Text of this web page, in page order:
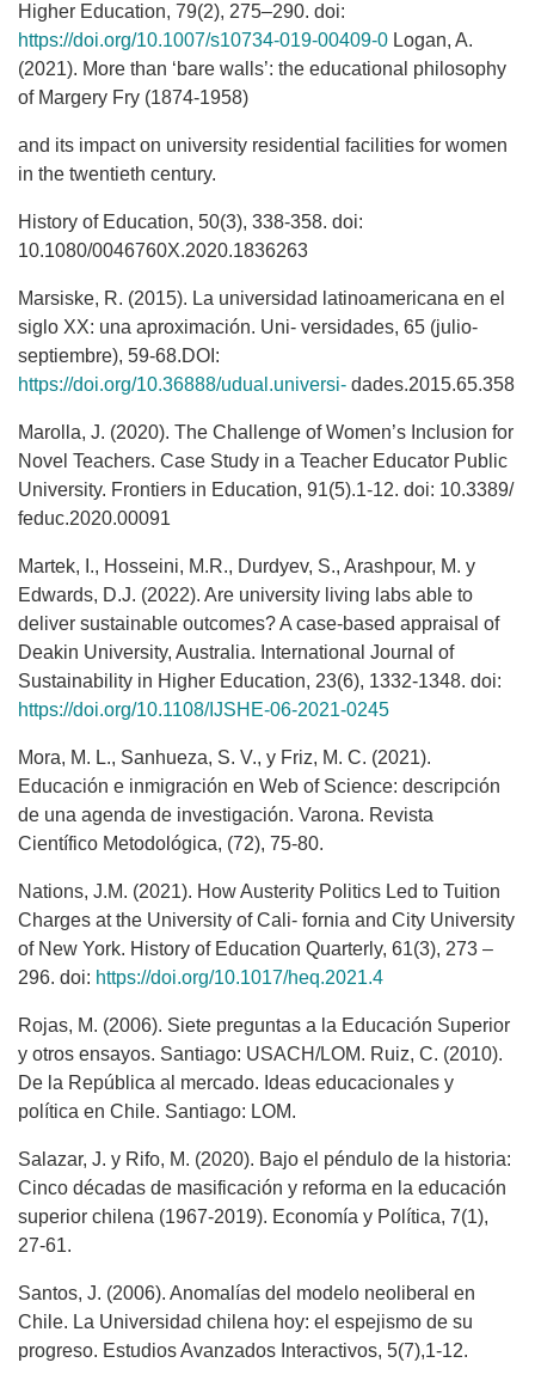
Higher Education, 79(2), 275–290. doi:
https://doi.org/10.1007/s10734-019-00409-0 Logan, A.
(2021). More than ‘bare walls’: the educational philosophy
of Margery Fry (1874-1958)
and its impact on university residential facilities for women
in the twentieth century.
History of Education, 50(3), 338-358. doi:
10.1080/0046760X.2020.1836263
Marsiske, R. (2015). La universidad latinoamericana en el
siglo XX: una aproximación. Uni- versidades, 65 (julio-
septiembre), 59-68.DOI:
https://doi.org/10.36888/udual.universi- dades.2015.65.358
Marolla, J. (2020). The Challenge of Women’s Inclusion for
Novel Teachers. Case Study in a Teacher Educator Public
University. Frontiers in Education, 91(5).1-12. doi: 10.3389/
feduc.2020.00091
Martek, I., Hosseini, M.R., Durdyev, S., Arashpour, M. y
Edwards, D.J. (2022). Are university living labs able to
deliver sustainable outcomes? A case-based appraisal of
Deakin University, Australia. International Journal of
Sustainability in Higher Education, 23(6), 1332-1348. doi:
https://doi.org/10.1108/IJSHE-06-2021-0245
Mora, M. L., Sanhueza, S. V., y Friz, M. C. (2021).
Educación e inmigración en Web of Science: descripción
de una agenda de investigación. Varona. Revista
Científico Metodológica, (72), 75-80.
Nations, J.M. (2021). How Austerity Politics Led to Tuition
Charges at the University of Cali- fornia and City University
of New York. History of Education Quarterly, 61(3), 273 –
296. doi: https://doi.org/10.1017/heq.2021.4
Rojas, M. (2006). Siete preguntas a la Educación Superior
y otros ensayos. Santiago: USACH/LOM. Ruiz, C. (2010).
De la República al mercado. Ideas educacionales y
política en Chile. Santiago: LOM.
Salazar, J. y Rifo, M. (2020). Bajo el péndulo de la historia:
Cinco décadas de masificación y reforma en la educación
superior chilena (1967-2019). Economía y Política, 7(1),
27-61.
Santos, J. (2006). Anomalías del modelo neoliberal en
Chile. La Universidad chilena hoy: el espejismo de su
progreso. Estudios Avanzados Interactivos, 5(7),1-12.